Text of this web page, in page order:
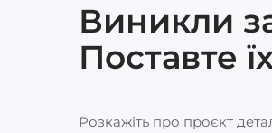
Виникли
Поставте
Розкажіть про проєкт